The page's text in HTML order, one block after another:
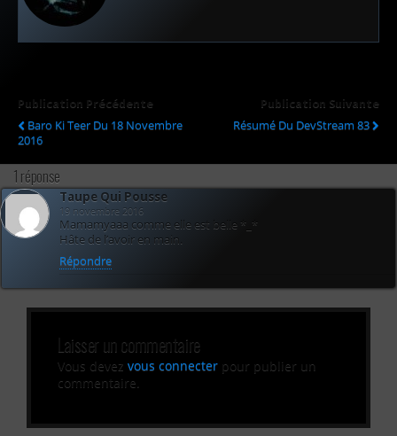
Publication Précédente
Baro Ki Teer Du 18 Novembre
2016
Publication Suivante
Résumé Du DevStream 83
1 réponse
Taupe Qui Pousse
19 novembre 2016
Mamamyaaa comme elle est belle *_*
Hâte de l’avoir en main.
Répondre
Laisser un commentaire
Vous devez vous connecter pour publier un
commentaire.